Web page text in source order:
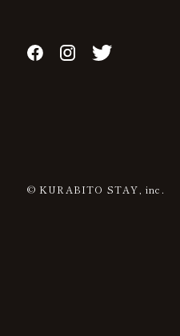
© KURABITO STAY, inc.